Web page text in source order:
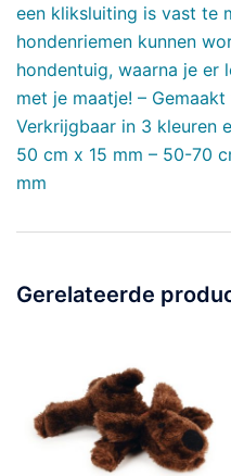
een kliksluiting is vast te
hondenriemen kunnen
hondentuig, waarna je er
met je maatje! –
Verkrijgbaar in 3 kleuren
50 cm x 15 mm – 50-70
mm
Gerelateerde